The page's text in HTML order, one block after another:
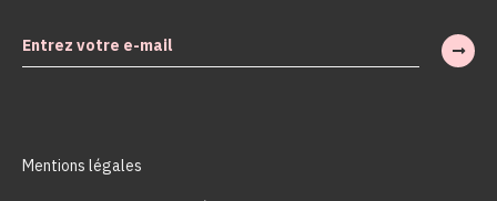
Mentions légales